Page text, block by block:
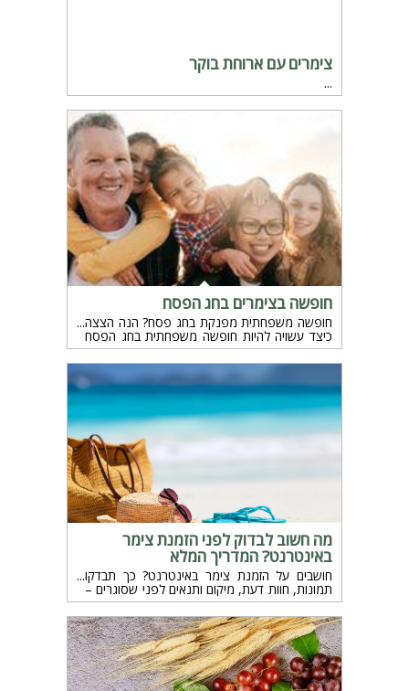
צימרים עם ארוחת בוקר
חופשה בצימרים בחג הפסח
חופשה משפחתית מפנקת בחג פסח? הנה הצצה
כיצד עשויה להיות חופשה משפחתית בחג הפסח
בצימרים
מה חשוב לבדוק לפני הזמנת צימר
באינטרנט? המדריך המלא
חושבים על הזמנת צימר באינטרנט? כך תבדקו
תמונות, חוות דעת, מיקום ותנאים לפני שסוגרים –
כל מה שחשוב לדעת כדי להימנע מהפתעות
ואכזבות.